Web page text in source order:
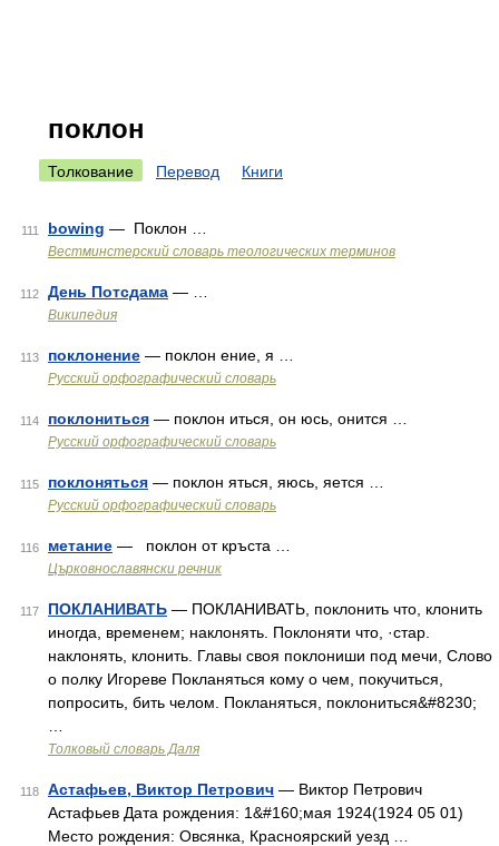
поклон
Толкование Перевод Книги
111 bowing — Поклон …
Вестминстерский словарь теологических терминов
112 День Потсдама — …
Википедия
113 поклонение — поклон ение, я …
Русский орфографический словарь
114 поклониться — поклон иться, он юсь, онится …
Русский орфографический словарь
115 поклоняться — поклон яться, яюсь, яется …
Русский орфографический словарь
116 метание — поклон от кръста …
Църковнославянски речник
117 ПОКЛАНИВАТЬ — ПОКЛАНИВАТЬ, поклонить что, клонить
иногда, временем; наклонять. Поклоняти что, ·стар.
наклонять, клонить. Главы своя поклониши под мечи, Слово
о полку Игореве Покланяться кому о чем, покучиться,
попросить, бить челом. Покланяться, поклониться&#8230;
Толковый словарь Даля
118 Астафьев, Виктор Петрович — Виктор Петрович
Астафьев Дата рождения: 1&#160;мая 1924(1924 05 01)
Место рождения: Овсянка, Красноярский уезд …